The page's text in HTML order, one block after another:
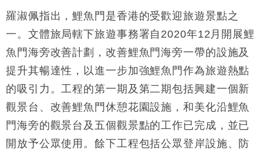
11:12
國際｜特朗普料美伊戰事快結束 承認部分彈藥庫存緊
張
15:59
財經｜SA售股自救後再出手 斥4億美元押注未上市公
司
11:30
財經｜精星香港夥菜鳥拓全球智慧倉儲市場 加快海外
市場落地
14:50
地產｜大酒店中期轉賺2300萬元 斥21億翻新香港及
東京半島
13:12
國際｜特朗普赴洛杉磯高球場活動前 男子攜槍彈被捕
羅淑佩指出，鯉魚門是香港的受歡迎旅遊景點之
一。文體旅局轄下旅遊事務署自2020年12月開展鯉
魚門海旁改善計劃，改善鯉魚門海旁一帶的設施及
提升其暢達性，以進一步加強鯉魚門作為旅遊熱點
的吸引力。工程的第一期及第二期包括興建一個新
觀景台、改善鯉魚門休憩花園設施，和美化沿鯉魚
門海旁的觀景台及五個觀景點的工作已完成，並已
開放予公眾使用。餘下工程包括公眾登岸設施、防